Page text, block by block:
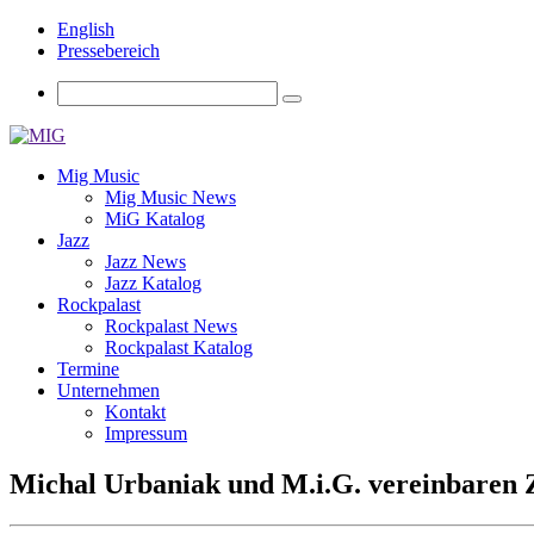
English
Pressebereich
Mig Music
Mig Music News
MiG Katalog
Jazz
Jazz News
Jazz Katalog
Rockpalast
Rockpalast News
Rockpalast Katalog
Termine
Unternehmen
Kontakt
Impressum
Michal Urbaniak und M.i.G. vereinbaren